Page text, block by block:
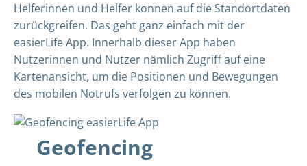
Helferinnen und Helfer können auf die Standortdaten
zurückgreifen. Das geht ganz einfach mit der
easierLife App. Innerhalb dieser App haben
Nutzerinnen und Nutzer nämlich Zugriff auf eine
Kartenansicht, um die Positionen und Bewegungen
des mobilen Notrufs verfolgen zu können.
Geofencing